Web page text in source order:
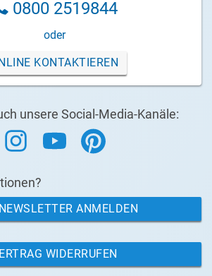
0800 2519844
oder
KONTAKTIEREN
unsere Social-Media-Kanäle:
ANMELDEN
WIDERRUFEN